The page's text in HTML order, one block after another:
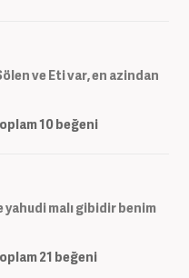
ve Eti var, en azindan
10beğeni
yahudi malı gibidir benim
21 beğeni